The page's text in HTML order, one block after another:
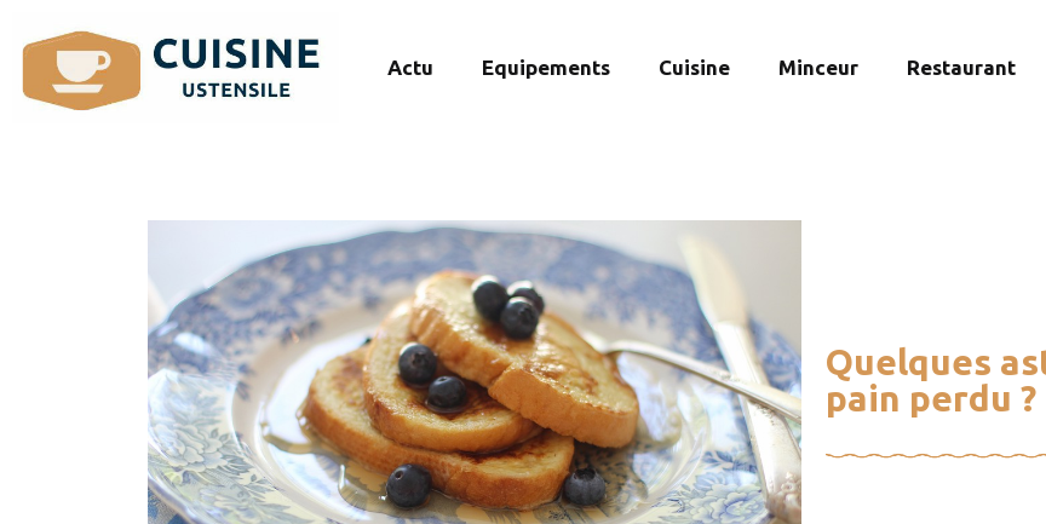
Actu Equipements Cuisine Minceur Restaurant
Quelques
pain perdu ?